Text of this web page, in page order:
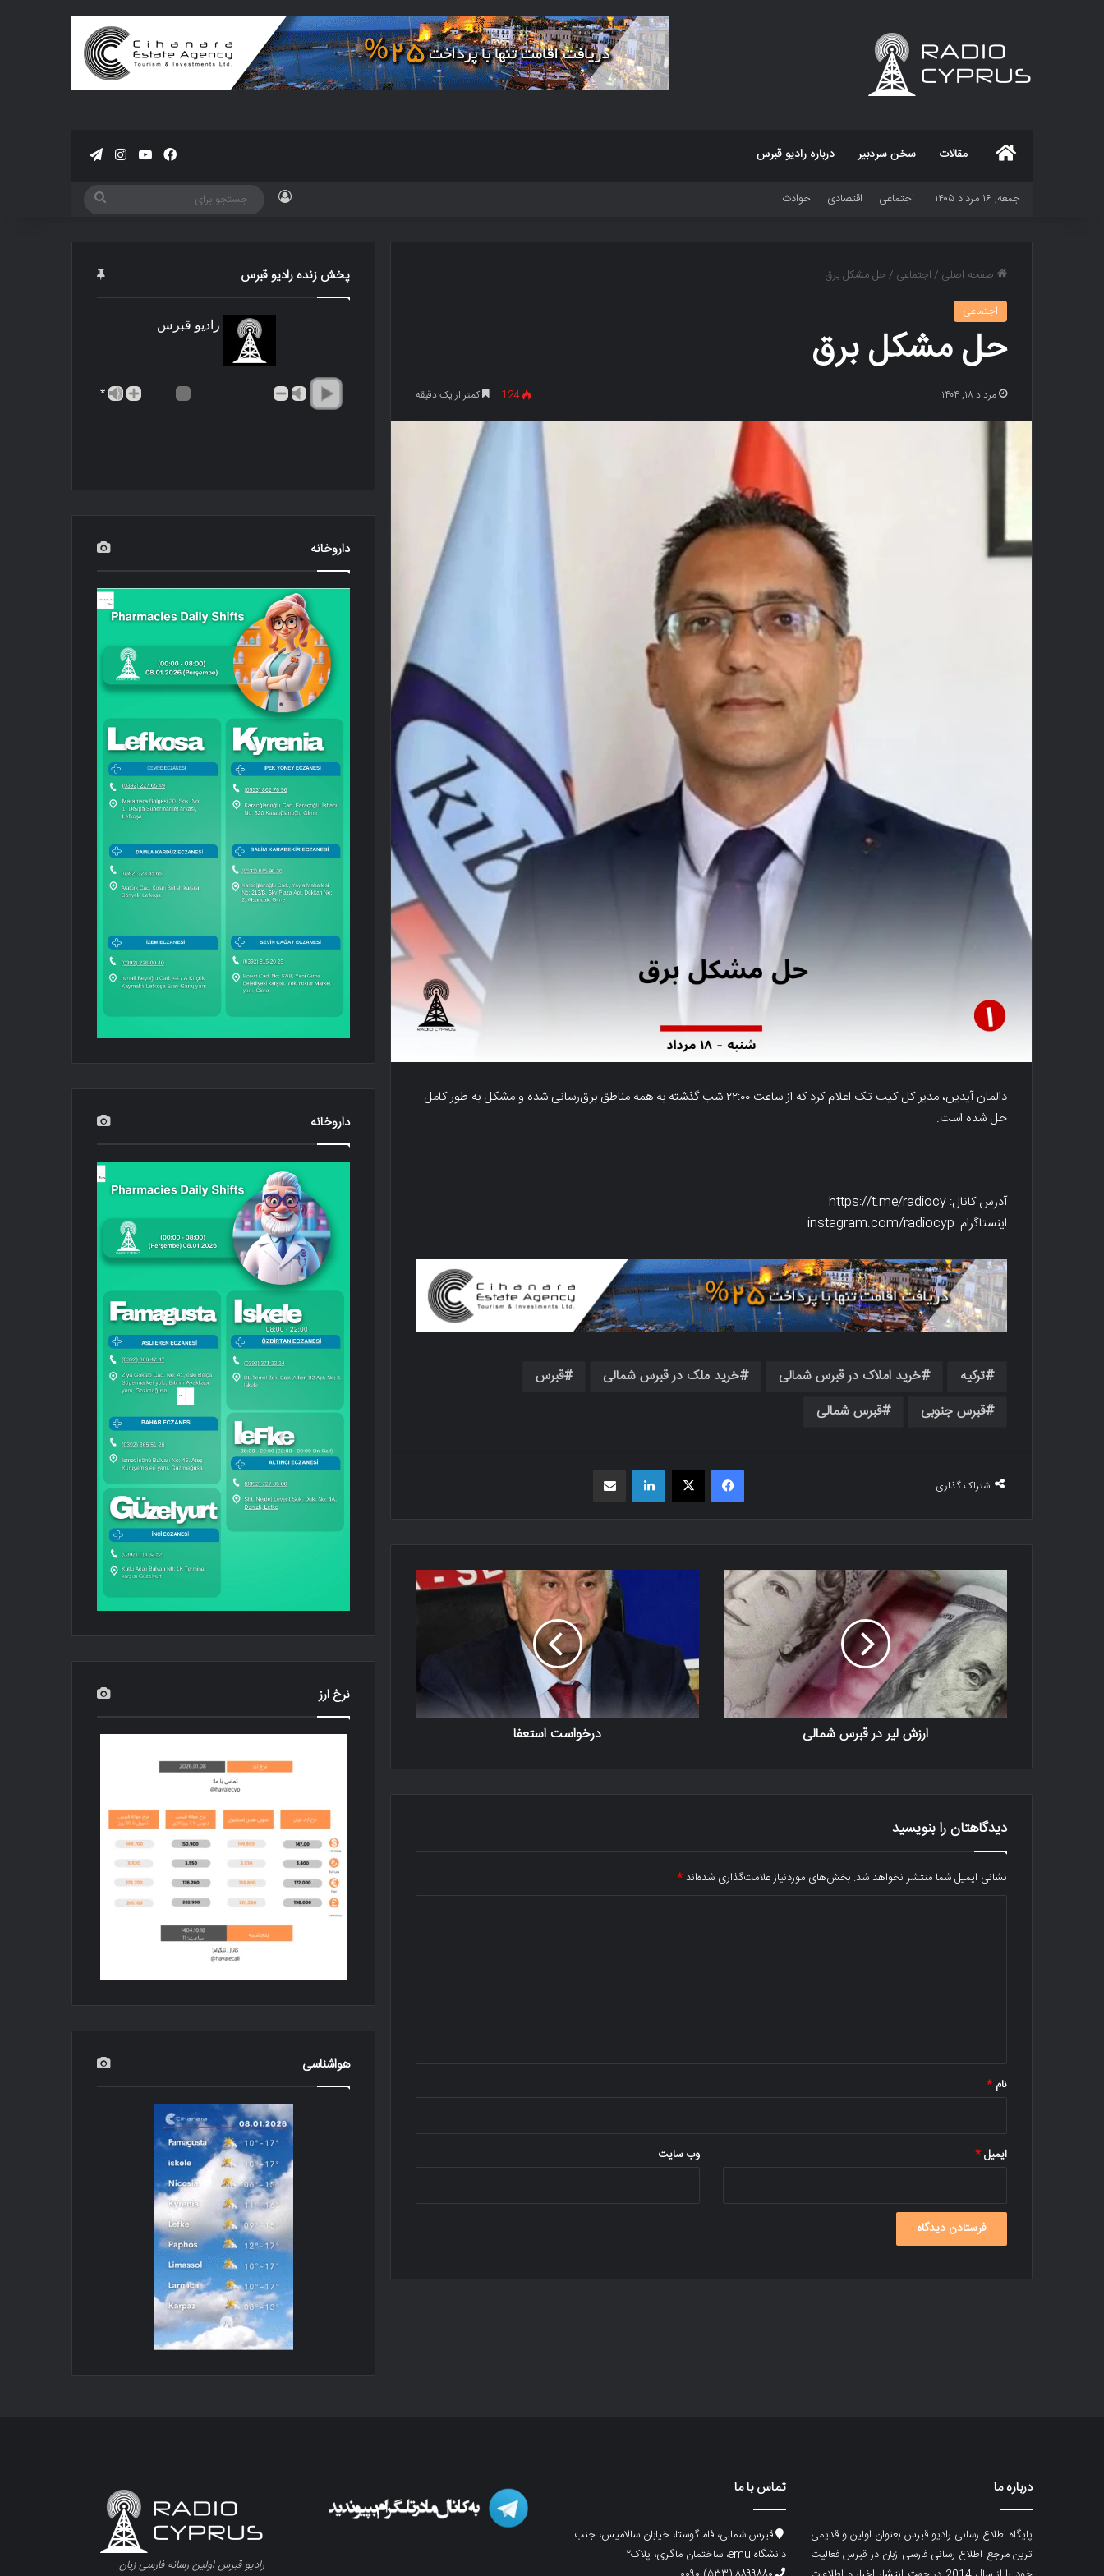
مقالات سخن سردبیر درباره رادیو قبرس فیسبوکیوتیوباینستاگرام
جمعه, ۱۶ مرداد ۱۴۰۵ اجتماعی اقتصادی حوادث
صفحه اصلی /اجتماعی /حل مشکل برق
اجتماعی
حل مشکل برق
مرداد ۱۸, ۱۴۰۴ 124 کمتر از یک دقیقه
دالمان آیدین، مدیر کل کیب تک اعلام کرد که از ساعت ۲۲:۰۰ شب گذشته به همه مناطق برق‌رسانی شده و مشکل به طور کامل
حل شده است.
آدرس کانال: https://t.me/radiocy
اینستاگرام: instagram.com/radiocyp
ترکیه خرید املاک در قبرس شمالی خرید ملک در قبرس شمالی
قبرس
قبرس جنوبی
قبرس شمالی
اشتراک گذاری
فیسبوک X
ارزش لیر در قبرس شمالی درخواست استعفا
دیدگاهتان را بنویسید
نشانی ایمیل شما منتشر نخواهد شد. بخش‌های موردنیاز علامت‌گذاری شده‌اند*
نام *
ایمیل* وب‌ سایت
پخش زنده رادیو قبرس
رادیو قبرس
*
داروخانه
داروخانه
نرخ ارز
هواشناسی
درباره ما
پایگاه اطلاع رسانی رادیو قبرس بعنوان اولین و قدیمی
ترین مرجع اطلاع رسانی فارسی زبان در قبرس فعالیت
تماس با ما
قبرس شمالی، فاماگوستا، خیابان سالامیس، جنب
دانشگاه emu، ساختمان ماگری، پلاک۲
رادیو قبرس اولین رسانه فارسی زبان